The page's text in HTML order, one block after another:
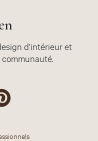
d’intérieur et